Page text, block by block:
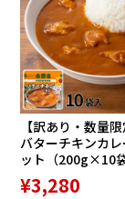
ファスナーを開
す。大容量のラ
【訳あり・数量
バターチキンカ
ット（200g×10袋
¥3,280